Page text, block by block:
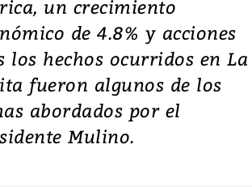
un crecimiento
de 4.8% y acciones
los hechos ocurridos en La
fueron algunos de los
abordados por el
Mulino.